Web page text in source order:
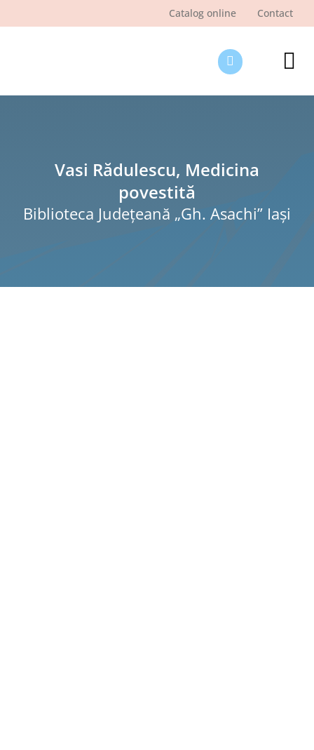
Catalog online Contact
Vasi Rădulescu, Medicina
povestită
Biblioteca Judeţeană „Gh. Asachi” Iaşi